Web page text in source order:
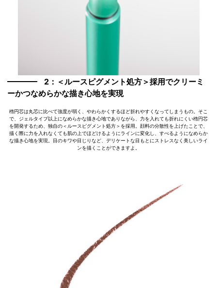
2：＜ルースピグメント処方＞採用でクリーミ
ーかつなめらかな描き心地を実現
楕円芯は丸芯に比べて強度が弱く、やわらかくするほど折れやすくなってしまうもの。そこ
で、ジェルタイプ以上になめらかな描き心地でありながら、力を入れても折れにくい楕円芯
を開発するため、独自の＜ルースピグメント処方＞を採用。顔料の分散性を上げたことで、
描く際に力を入れなくても肌の上でほどけるようにラインに変化し、すべるようになめらか
な描き心地を実現。目のキワや目じりなど、デリケートな目もとにストレスなく美しいライ
ンを描くことができますよ。